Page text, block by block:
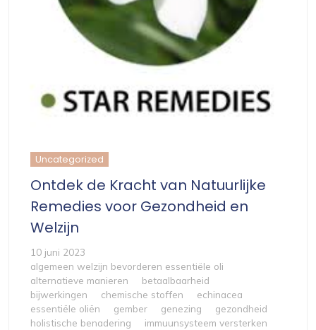
Uncategorized
Ontdek de Kracht van Natuurlijke
Remedies voor Gezondheid en
Welzijn
10 juni 2023
algemeen welzijn bevorderen essentiële oli
alternatieve manieren
betaalbaarheid
bijwerkingen
chemische stoffen
echinacea
essentiële oliën
gember genezing
gezondheid
holistische benadering
immuunsysteem versterken